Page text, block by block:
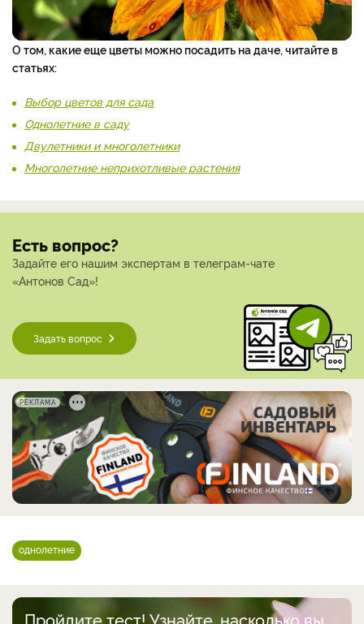
О том, какие еще цветы можно посадить на даче, читайте в
статьях:
Выбор цветов для сада
Однолетние в саду
Двулетники и многолетники
Многолетние неприхотливые растения
Есть вопрос?
Задайте его нашим экспертам в телеграм-чате
«Антонов Сад»!
Задать вопрос
РЕКЛАМА
однолетние
Пройдите тест! Узнайте, насколько вы